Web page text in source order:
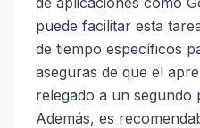
puede facilitar esta
de tiempo específicos
aseguras de que el
relegado a un segundo
Además, es